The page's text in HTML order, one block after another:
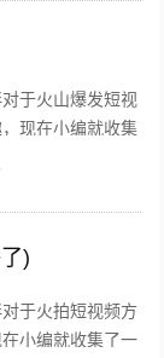
于火山爆发短视
现在小编就收集
相关的信息来分
)
于火拍短视频方
小编就收集了一